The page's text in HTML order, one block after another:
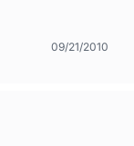
09/21/2010